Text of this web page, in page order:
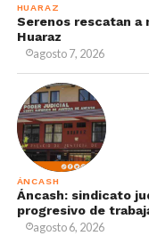
HUARAZ
Serenos rescatan a
Huaraz
agosto 7, 2026
ÁNCASH
Áncash: sindicato
progresivo de
agosto 6, 2026